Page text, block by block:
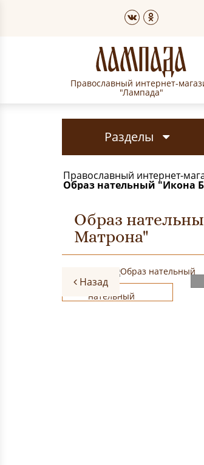
Православный интернет-
"Лампада"
Разделы
Православный интернет-
Образ нательный "Икона
Образ
Матрона"
Назад